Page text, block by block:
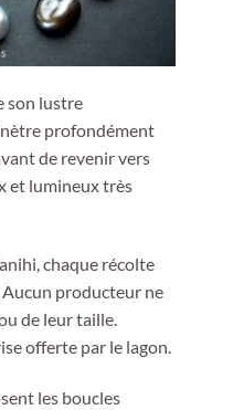
son lustre
profondément
de revenir vers
et lumineux très
chaque récolte
producteur ne
de leur taille.
offerte par le lagon.
les boucles